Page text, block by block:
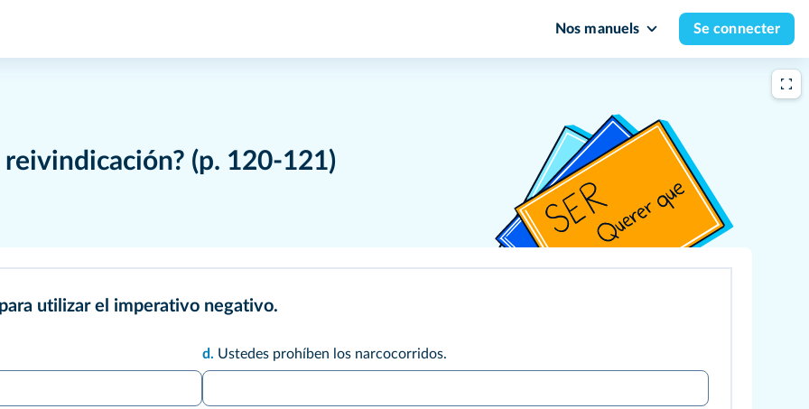
Nos manuels Se connecter
reivindicación? (p. 120‑121)
utilizar el imperativo negativo.
d. Ustedes prohíben los narcocorridos.